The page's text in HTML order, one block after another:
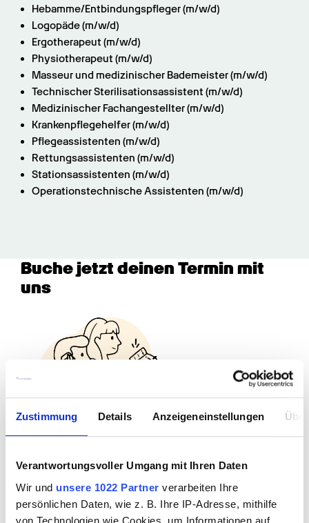
Zustimmung Details Anzeigeneinstellungen
Verantwortungsvoller Umgang mit Ihren Daten
Wir und unsere 1022 Partner verarbeiten Ihre
persönlichen Daten, wie z. B. Ihre IP-Adresse, mithilfe
von Technologien wie Cookies, um Informationen auf
Hebamme/Entbindungspfleger (m/w/d)
Logopäde (m/w/d)
Ergotherapeut (m/w/d)
Physiotherapeut (m/w/d)
Masseur und medizinischer Bademeister (m/w/d)
Technischer Sterilisationsassistent (m/w/d)
Medizinischer Fachangestellter (m/w/d)
Krankenpflegehelfer (m/w/d)
Pflegeassistenten (m/w/d)
Rettungsassistenten (m/w/d)
Stationsassistenten (m/w/d)
Operationstechnische Assistenten (m/w/d)
Buche jetzt deinen Termin mit
uns
Welche Art von Termin möchtest
du buchen?
Vorstellungsgespräch (online)